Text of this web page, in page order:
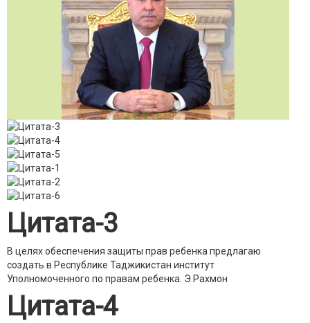
Цитата-3
В целях обеспечения защиты прав ребенка предлагаю
создать в Республике Таджикистан институт
Уполномоченного по правам ребенка. Э.Рахмон
Цитата-4